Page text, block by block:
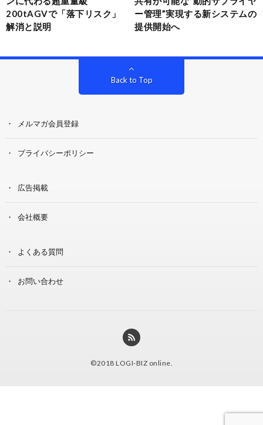
200tAGVで「落下リスク」
解消と説明
ー管理”実現する新システムの
提供開始へ
Back to Top
メルマガ会員登録
プライバシーポリシー
広告掲載
会社概要
よくある質問
お問い合わせ
©2018 LOGI-BIZ online